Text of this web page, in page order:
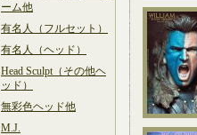
ーム他
有名人（フルセット）
有名人（ヘッド）
Head Sculpt（その他ヘ
ッド）
無彩色ヘッド他
M.J.